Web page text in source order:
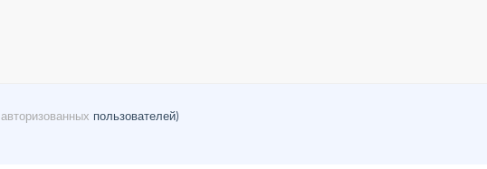
авторизованных пользователей)